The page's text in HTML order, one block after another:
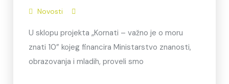
Novosti
U sklopu projekta „Kornati – važno je o moru
znati 10” kojeg financira Ministarstvo znanosti,
obrazovanja i mladih, proveli smo